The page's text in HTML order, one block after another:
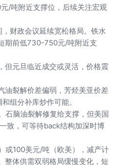
/吨附近支撑位，后续关注宏观
财政会议延续宽松格局。铁水
期前低730-750元/吨附近支
但元旦临近成交或灵活，价格震
油裂解价差偏弱，芳烃美亚价差
组分补库炒作可能。
石脑油裂解修复给支撑，但美国
致，可等待back结构加深时博
或100美元/吨（欧美），减产计
整体供需双弱格局缓慢变化，短